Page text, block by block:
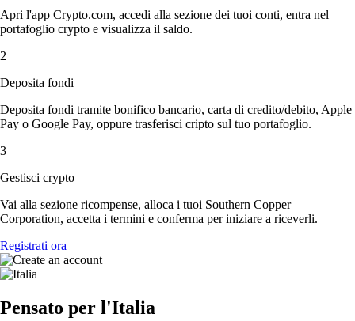
Apri l'app Crypto.com, accedi alla sezione dei tuoi conti, entra nel
portafoglio crypto e visualizza il saldo.
2
Deposita fondi
Deposita fondi tramite bonifico bancario, carta di credito/debito, Apple
Pay o Google Pay, oppure trasferisci cripto sul tuo portafoglio.
3
Gestisci crypto
Vai alla sezione ricompense, alloca i tuoi Southern Copper
Corporation, accetta i termini e conferma per iniziare a riceverli.
Registrati ora
Pensato per l'Italia